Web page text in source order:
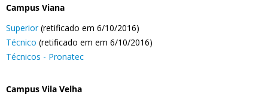
Campus Viana
Superior(retificado em 6/10/2016)
Técnico (retificado em em 6/10/2016)
Técnicos - Pronatec
Campus Vila Velha